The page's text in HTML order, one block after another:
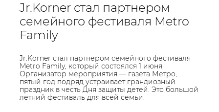
Jr.Korner стал партнером
семейного фестиваля Metro
Family
Jr.Korner стал партнером семейного фестиваля
Metro Family, который состоялся 1 июня.
Организатор мероприятия — газета Метро,
пятый год подряд устраивает грандиозный
праздник в честь Дня защиты детей. Это большой
летний фестиваль для всей семьи.